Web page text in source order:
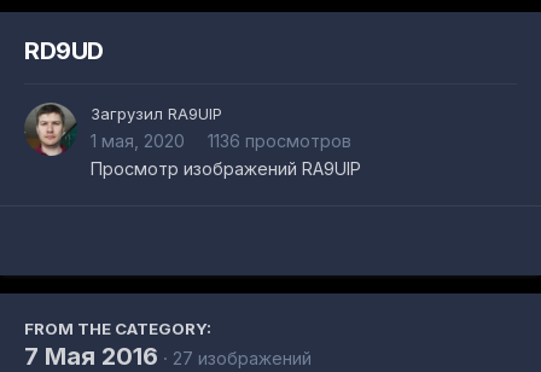
RD9UD
Загрузил RA9UIP
1 мая, 2020
1136 просмотров
Просмотр изображений RA9UIP
FROM THE CATEGORY:
7 Мая 2016 · 27 изображений